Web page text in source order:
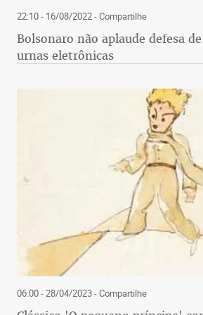
22:10 - 16/08/2022- Compartilhe
Bolsonaro não aplaude defesa
urnas eletrônicas
06:00 - 28/04/2023- Compartilhe